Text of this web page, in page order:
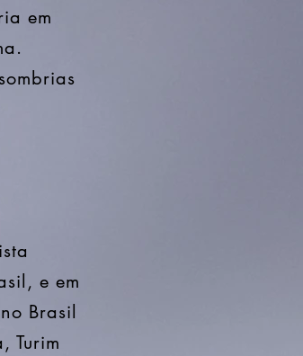
em
e em
Brasil
Turim